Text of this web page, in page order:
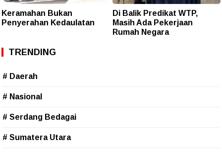
Keramahan Bukan
Penyerahan Kedaulatan
Di Balik Predikat WTP,
Masih Ada Pekerjaan
Rumah Negara
TRENDING
# Daerah
# Nasional
# Serdang Bedagai
# Sumatera Utara